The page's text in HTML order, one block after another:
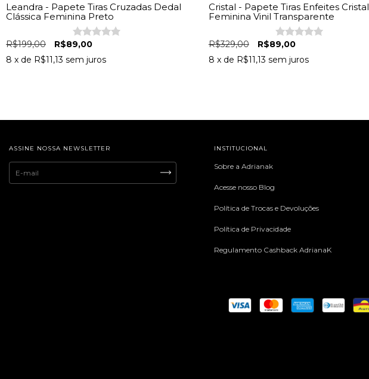
Leandra - Papete Tiras Cruzadas Dedal
Clássica Feminina Preto
R$199,00
R$89,00
8 x de R$11,13 sem juros
Cristal - Papete Tiras Enfeites Cristal
Feminina Vinil Transparente
R$329,00
R$89,00
8 x de R$11,13 sem juros
ASSINE NOSSA NEWSLETTER INSTITUCIONAL
Sobre a Adrianak
Acesse nosso Blog
Política de Trocas e Devoluções
Política de Privacidade
Regulamento Cashback AdrianaK